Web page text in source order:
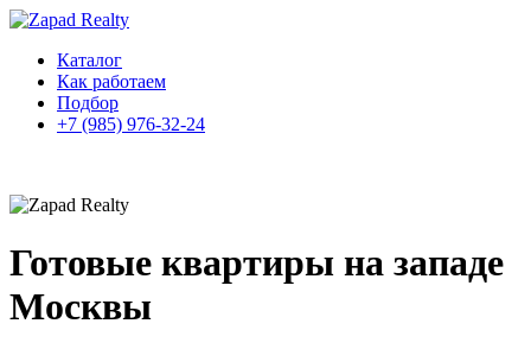
Каталог
Как работаем
Подбор
+7 (985) 976-32-24
Готовые квартиры на западе
Москвы